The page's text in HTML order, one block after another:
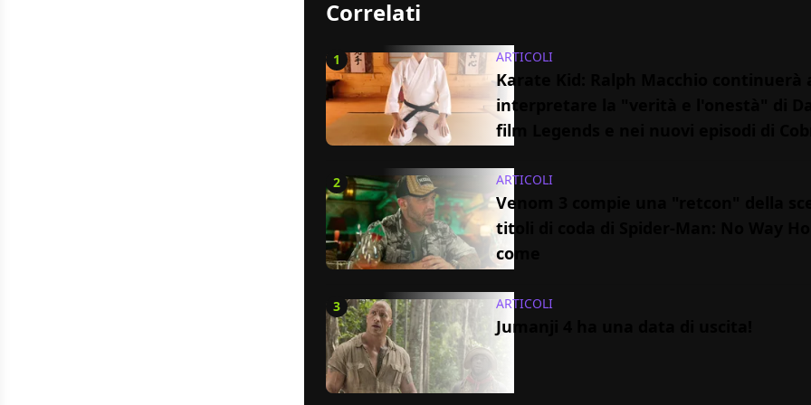
Correlati
1 ARTICOLI
Karate Kid: Ralph Macchio continuerà a
interpretare la "verità e l'onestà" di
film Legends e nei nuovi episodi di
2 ARTICOLI
Venom 3 compie una "retcon" della
titoli di coda di Spider-Man: No Way
come
3 ARTICOLI
Jumanji 4 ha una data di uscita!